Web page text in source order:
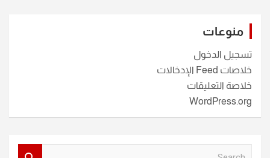
منوعات
تسجيل الدخول
خلاصات Feed الإدخالات
خلاصة التعليقات
WordPress.org